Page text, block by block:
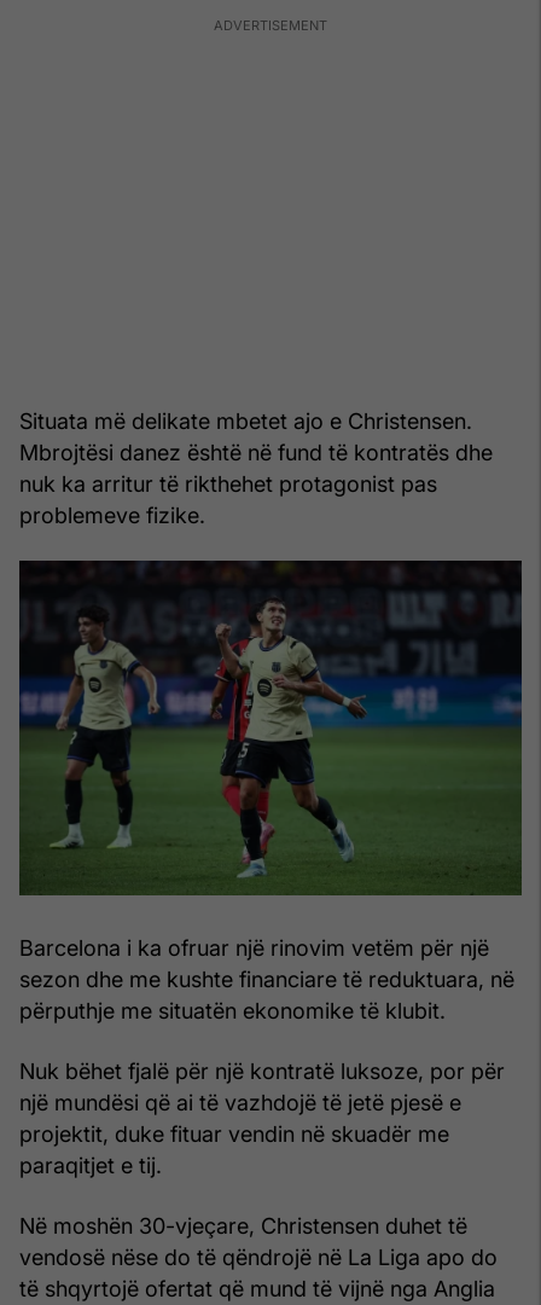
Situata më delikate mbetet ajo e Christensen.
Mbrojtësi danez është në fund të kontratës dhe
nuk ka arritur të rikthehet protagonist pas
problemeve fizike.
Barcelona i ka ofruar një rinovim vetëm për një
sezon dhe me kushte financiare të reduktuara, në
përputhje me situatën ekonomike të klubit.
Nuk bëhet fjalë për një kontratë luksoze, por për
një mundësi që ai të vazhdojë të jetë pjesë e
projektit, duke fituar vendin në skuadër me
paraqitjet e tij.
Në moshën 30-vjeçare, Christensen duhet të
vendosë nëse do të qëndrojë në La Liga apo do
të shqyrtojë ofertat që mund të vijnë nga Anglia